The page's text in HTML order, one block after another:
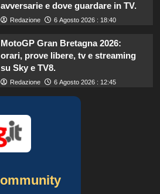
avversarie e dove guardare in TV.
Redazione 6 Agosto 2026 : 18:40
MotoGP Gran Bretagna 2026:
orari, prove libere, tv e streaming
su Sky e TV8.
Redazione 6 Agosto 2026 : 12:45